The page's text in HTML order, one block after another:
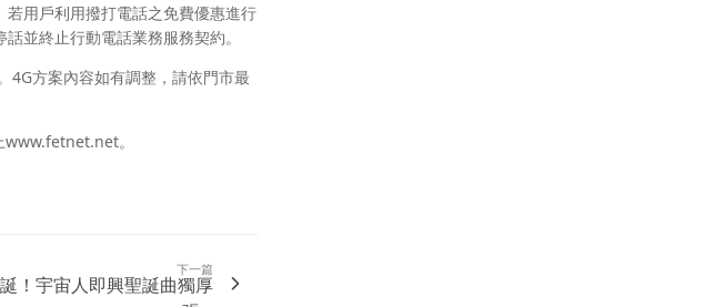
用戶利用撥打電話之免費優惠進行
並終止行動電話業務服務契約。
4G方案內容如有調整，請依門市最
。
下一篇
！宇宙人即興聖誕曲獨厚